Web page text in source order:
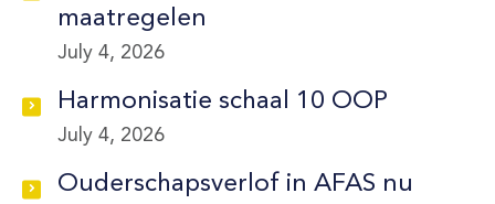
maatregelen
July 4, 2026
Harmonisatie schaal 10 OOP
July 4, 2026
Ouderschapsverlof in AFAS nu